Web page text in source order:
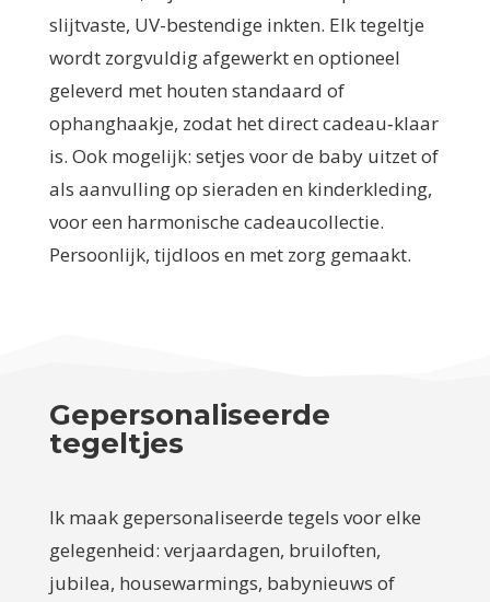
slijtvaste, UV-bestendige inkten. Elk tegeltje
wordt zorgvuldig afgewerkt en optioneel
geleverd met houten standaard of
ophanghaakje, zodat het direct cadeau‑klaar
is. Ook mogelijk: setjes voor de baby uitzet of
als aanvulling op sieraden en kinderkleding,
voor een harmonische cadeaucollectie.
Persoonlijk, tijdloos en met zorg gemaakt.
Gepersonaliseerde
tegeltjes
Ik maak gepersonaliseerde tegels voor elke
gelegenheid: verjaardagen, bruiloften,
jubilea, housewarmings, babynieuws of